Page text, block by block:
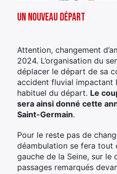
Un nouveau départ
Attention, changement
2024. L’organisation du
déplacer le départ de sa
accident fluvial impactant
habituel du départ. Le
sera ainsi donné cette
Saint-Germain.
Pour le reste pas de
déambulation se fera tout
gauche de la Seine, sur le
passages remarqués